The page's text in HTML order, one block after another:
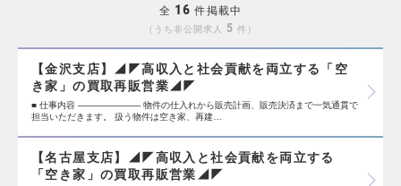
全 16 件掲載中
うち非公開求人 5 件
【金沢支店】◢◤高収入と社会貢献を両立する「空
き家」の買取再販営業◢◤
■ 仕事内容 ────────── 物件の仕入れから販売計画、販売決済まで一気通貫で
担当いただきます。 扱う物件は空き家、再建…
【名古屋支店】◢◤高収入と社会貢献を両立する
「空き家」の買取再販営業◢◤